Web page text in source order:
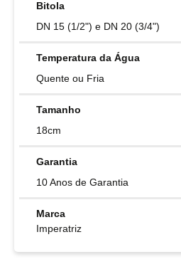
Bitola
DN 15 (1/2") e DN 20 (3/4")
Temperatura da Água
Quente ou Fria
Tamanho
18cm
Garantia
10 Anos de Garantia
Marca
Imperatriz